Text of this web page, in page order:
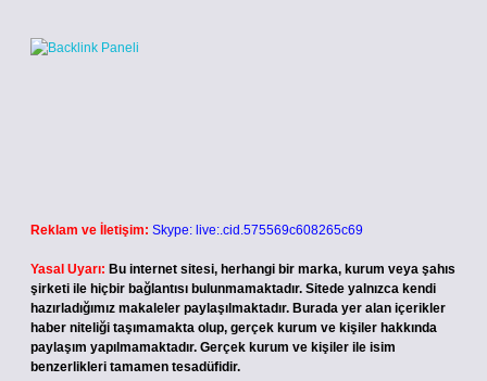
Reklam ve İletişim: Skype: live:.cid.575569c608265c69
Yasal Uyarı: Bu internet sitesi, herhangi bir marka, kurum veya şahıs
şirketi ile hiçbir bağlantısı bulunmamaktadır. Sitede yalnızca kendi
hazırladığımız makaleler paylaşılmaktadır. Burada yer alan içerikler
haber niteliği taşımamakta olup, gerçek kurum ve kişiler hakkında
paylaşım yapılmamaktadır. Gerçek kurum ve kişiler ile isim
benzerlikleri tamamen tesadüfidir.